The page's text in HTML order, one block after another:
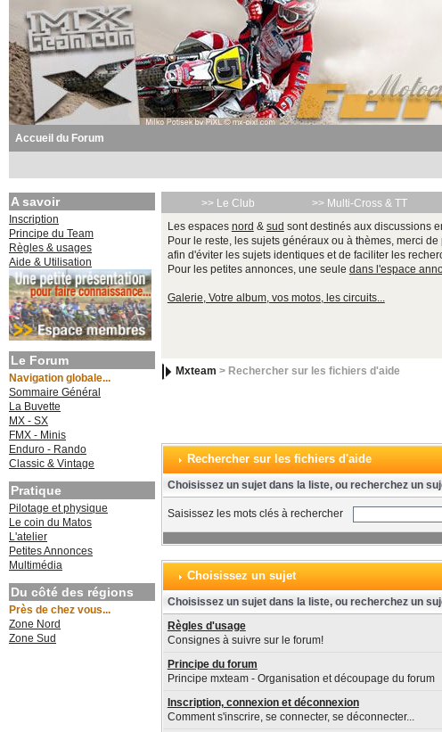
Accueil du Forum
A savoir
Inscription
Principe du Team
Règles & usages
Aide & Utilisation
Le Forum
Navigation globale...
Sommaire Général
La Buvette
MX - SX
FMX - Minis
Enduro - Rando
Classic & Vintage
Pratique
Pilotage et physique
Le coin du Matos
L'atelier
Petites Annonces
Multimédia
Du côté des régions
Près de chez vous...
Zone Nord
Zone Sud
>> Le Club >> Multi-Cross & TT
Les espaces nord & sud sont destinés aux discussions
Pour le reste, les sujets généraux ou à thèmes, merci de
afin d'éviter les sujets identiques et de faciliter les
Pour les petites annonces, une seule dans l'espace
Galerie, Votre album, vos motos, les circuits...
Mxteam > Rechercher sur les fichiers d'aide
Rechercher sur les fichiers d'aide
Choisissez un sujet dans la liste, ou recherchez un
Saisissez les mots clés à rechercher
Choisissez un sujet
Choisissez un sujet dans la liste, ou recherchez un
Règles d'usage
Consignes à suivre sur le forum!
Principe du forum
Principe mxteam - Organisation et découpage du forum
Inscription, connexion et déconnexion
Comment s'inscrire, se connecter, se déconnecter...